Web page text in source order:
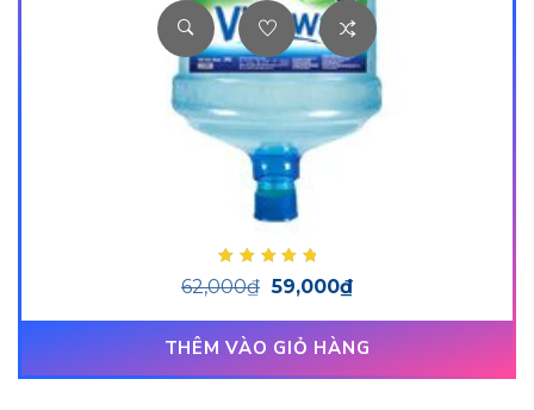
Được xếp hạng
5.005 sao
62,000₫ 59,000₫
THÊM VÀO GIỎ HÀNG